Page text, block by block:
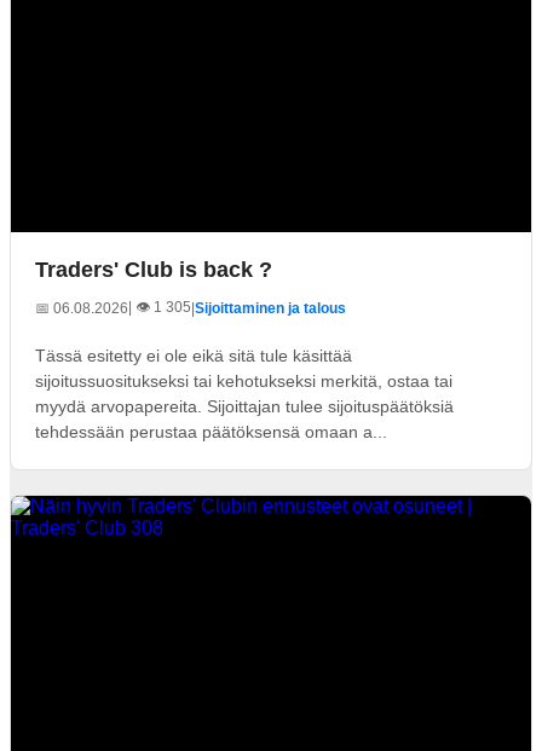
Traders' Club is back ?
📅 06.08.2026| 👁️ 1 305 Sijoittaminen ja talous
Tässä esitetty ei ole eikä sitä tule käsittää
sijoitussuositukseksi tai kehotukseksi merkitä, ostaa tai
myydä arvopapereita. Sijoittajan tulee sijoituspäätöksiä
tehdessään perustaa päätöksensä omaan a...